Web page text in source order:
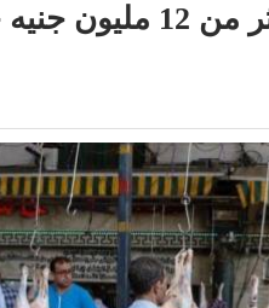
وزارة الأوقاف : أكثر